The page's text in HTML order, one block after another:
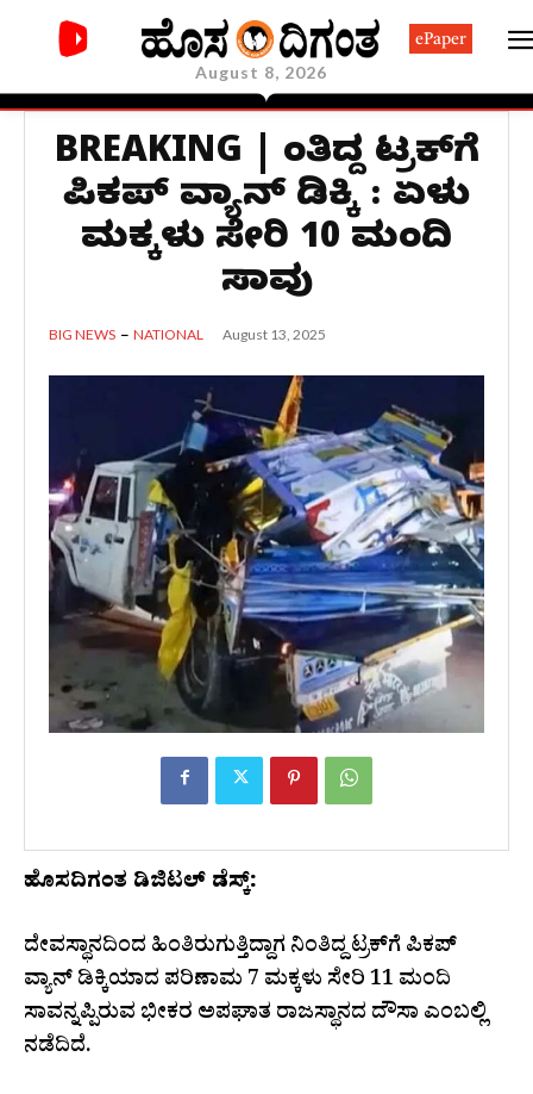
August 8, 2026
ePaper
BREAKING | ನಿಂತಿದ್ದ ಟ್ರಕ್‌ಗೆ
ಪಿಕಪ್ ವ್ಯಾನ್ ಡಿಕ್ಕಿ : ಏಳು
ಮಕ್ಕಳು ಸೇರಿ 10 ಮಂದಿ
ಸಾವು
BIG NEWS NATIONAL August 13, 2025
ಹೊಸದಿಗಂತ ಡಿಜಿಟಲ್‌ ಡೆಸ್ಕ್‌:
ದೇವಸ್ಥಾನದಿಂದ ಹಿಂತಿರುಗುತ್ತಿದ್ದಾಗ ನಿಂತಿದ್ದ ಟ್ರಕ್‌ಗೆ ಪಿಕಪ್
ವ್ಯಾನ್ ಡಿಕ್ಕಿಯಾದ ಪರಿಣಾಮ 7 ಮಕ್ಕಳು ಸೇರಿ 11 ಮಂದಿ
ಸಾವನ್ನಪ್ಪಿರುವ ಭೀಕರ ಅಪಘಾತ ರಾಜಸ್ಥಾನದ ದೌಸಾ ಎಂಬಲ್ಲಿ
ನಡೆದಿದೆ.